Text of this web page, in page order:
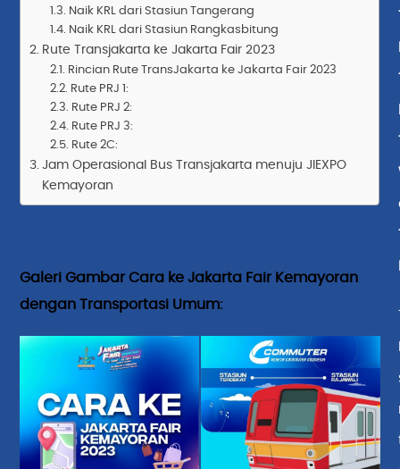
Naik KRL dari Stasiun Tangerang
Naik KRL dari Stasiun Rangkasbitung
Rute Transjakarta ke Jakarta Fair 2023
Rincian Rute TransJakarta ke Jakarta Fair 2023
Rute PRJ 1:
Rute PRJ 2:
Rute PRJ 3:
Rute 2C:
Jam Operasional Bus Transjakarta menuju JIEXPO
Kemayoran
Galeri Gambar Cara ke Jakarta Fair Kemayoran
dengan Transportasi Umum: